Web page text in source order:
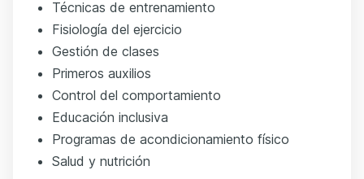
Técnicas de entrenamiento
Fisiología del ejercicio
Gestión de clases
Primeros auxilios
Control del comportamiento
Educación inclusiva
Programas de acondicionamiento físico
Salud y nutrición